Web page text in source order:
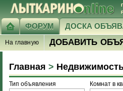
ФОРУМ ДОСКА
На главную ДОБАВИТЬ
Главная >
Тип объявления Комнат в